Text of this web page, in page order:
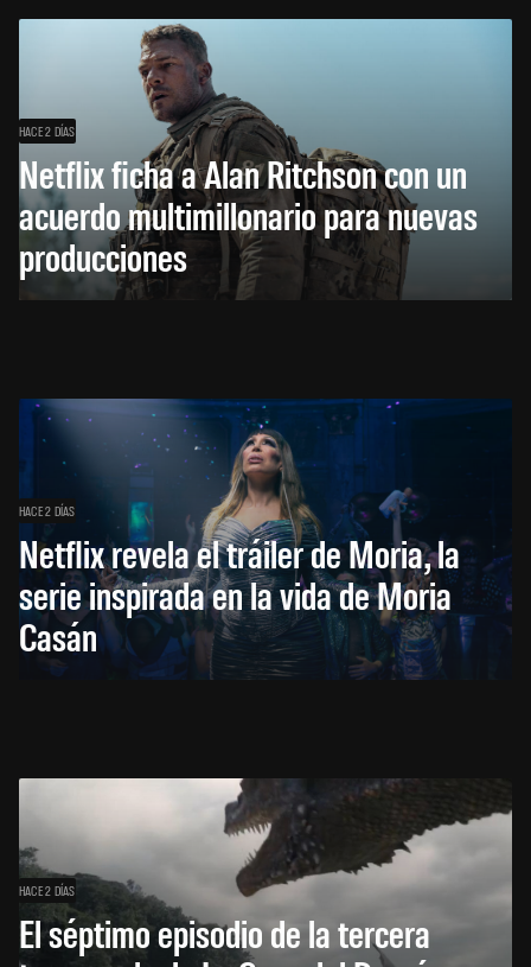
HACE 2 DÍAS
Netflix ficha a Alan Ritchson con un
acuerdo multimillonario para nuevas
producciones
HACE 2 DÍAS
Netflix revela el tráiler de Moria, la
serie inspirada en la vida de Moria
Casán
HACE 2 DÍAS
El séptimo episodio de la tercera